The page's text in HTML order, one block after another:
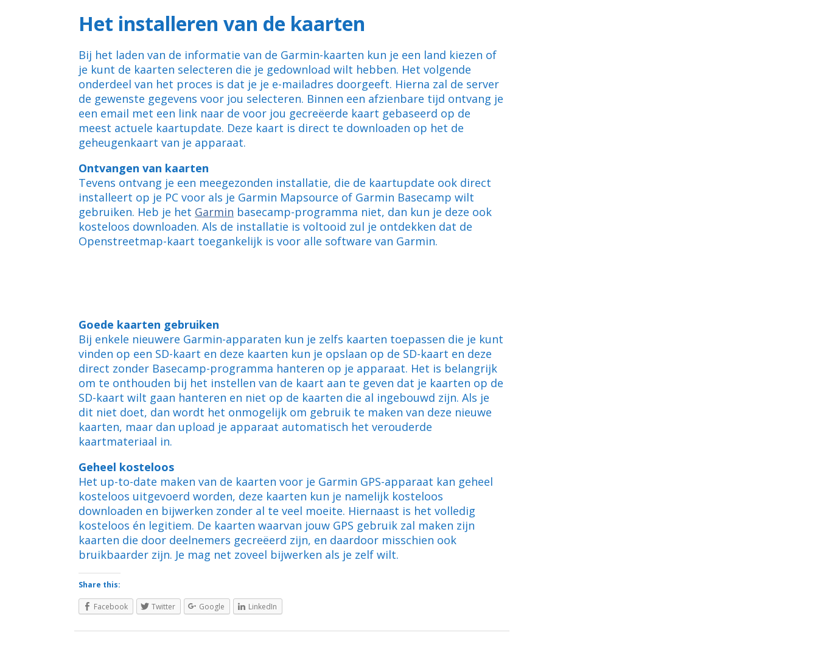
Het installeren van de kaarten
Bij het laden van de informatie van de Garmin-kaarten kun je een land kiezen of
je kunt de kaarten selecteren die je gedownload wilt hebben. Het volgende
onderdeel van het proces is dat je je e-mailadres doorgeeft. Hierna zal de server
de gewenste gegevens voor jou selecteren. Binnen een afzienbare tijd ontvang je
een email met een link naar de voor jou gecreëerde kaart gebaseerd op de
meest actuele kaartupdate. Deze kaart is direct te downloaden op het de
geheugenkaart van je apparaat.
Ontvangen van kaarten
Tevens ontvang je een meegezonden installatie, die de kaartupdate ook direct
installeert op je PC voor als je Garmin Mapsource of Garmin Basecamp wilt
gebruiken. Heb je het Garmin basecamp-programma niet, dan kun je deze ook
kosteloos downloaden. Als de installatie is voltooid zul je ontdekken dat de
Openstreetmap-kaart toegankelijk is voor alle software van Garmin.
Goede kaarten gebruiken
Bij enkele nieuwere Garmin-apparaten kun je zelfs kaarten toepassen die je kunt
vinden op een SD-kaart en deze kaarten kun je opslaan op de SD-kaart en deze
direct zonder Basecamp-programma hanteren op je apparaat. Het is belangrijk
om te onthouden bij het instellen van de kaart aan te geven dat je kaarten op de
SD-kaart wilt gaan hanteren en niet op de kaarten die al ingebouwd zijn. Als je
dit niet doet, dan wordt het onmogelijk om gebruik te maken van deze nieuwe
kaarten, maar dan upload je apparaat automatisch het verouderde
kaartmateriaal in.
Geheel kosteloos
Het up-to-date maken van de kaarten voor je Garmin GPS-apparaat kan geheel
kosteloos uitgevoerd worden, deze kaarten kun je namelijk kosteloos
downloaden en bijwerken zonder al te veel moeite. Hiernaast is het volledig
kosteloos én legitiem. De kaarten waarvan jouw GPS gebruik zal maken zijn
kaarten die door deelnemers gecreëerd zijn, en daardoor misschien ook
bruikbaarder zijn. Je mag net zoveel bijwerken als je zelf wilt.
Share this:
Facebook Twitter Google LinkedIn